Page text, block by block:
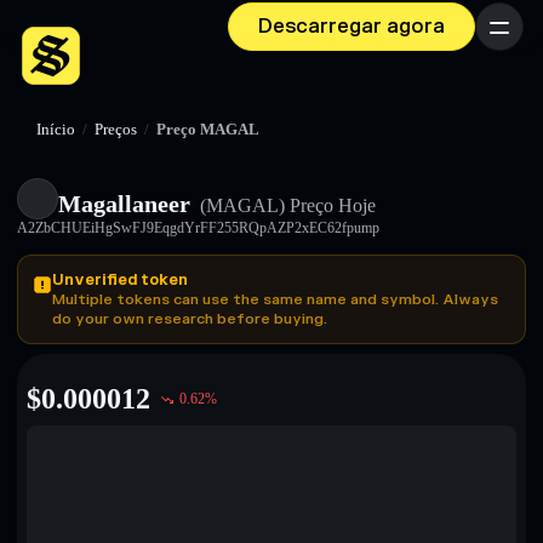
Descarregar agora Menu
Início / Preços / Preço MAGAL
Magallaneer (MAGAL) Preço Hoje
A2ZbCHUEiHgSwFJ9EqgdYrFF255RQpAZP2xEC62fpump
Unverified token
Multiple tokens can use the same name and symbol. Always
do your own research before buying.
$0.000012 0.62%